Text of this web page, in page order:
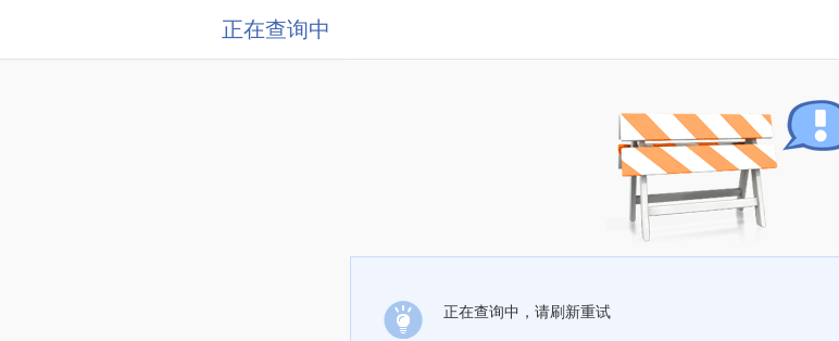
正在查询中
正在查询中，请刷新重试